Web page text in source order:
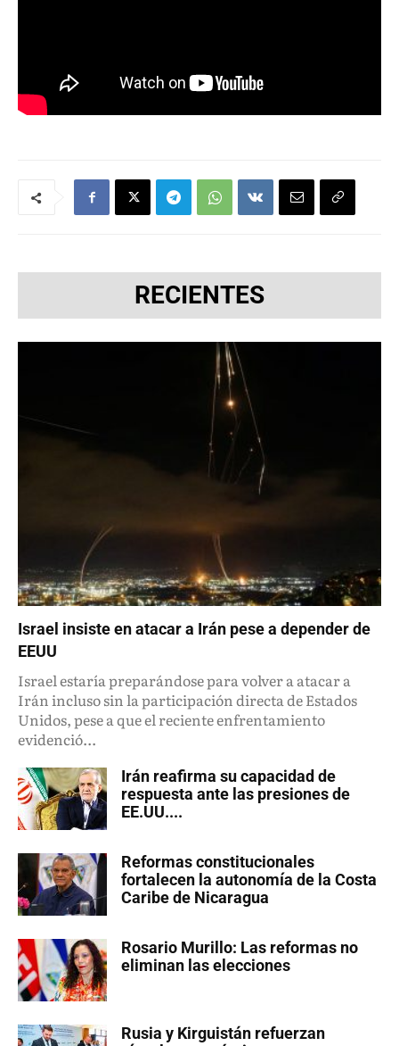
RECIENTES
Israel insiste en atacar a Irán pese a depender de
EEUU
Israel estaría preparándose para volver a atacar a
Irán incluso sin la participación directa de Estados
Unidos, pese a que el reciente enfrentamiento
evidenció...
Irán reafirma su capacidad de
respuesta ante las presiones de
EE.UU....
Reformas constitucionales
fortalecen la autonomía de la Costa
Caribe de Nicaragua
Rosario Murillo: Las reformas no
eliminan las elecciones
Rusia y Kirguistán refuerzan